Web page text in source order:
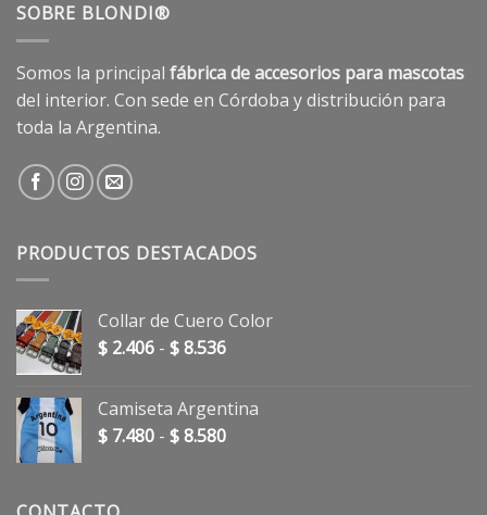
SOBRE BLONDI®
Somos la principal fábrica de accesorios para mascotas
del interior. Con sede en Córdoba y distribución para
toda la Argentina.
PRODUCTOS DESTACADOS
Collar de Cuero Color
$ 2.406 - $8.536Rango
desde
$ 2.406
Camiseta Argentina
$ 7.480 - $8.580Rango